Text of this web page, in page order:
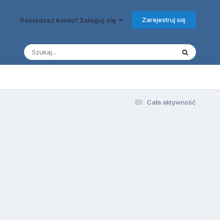
Posiadasz konto? Zaloguj się Zarejestruj się
Cała aktywność